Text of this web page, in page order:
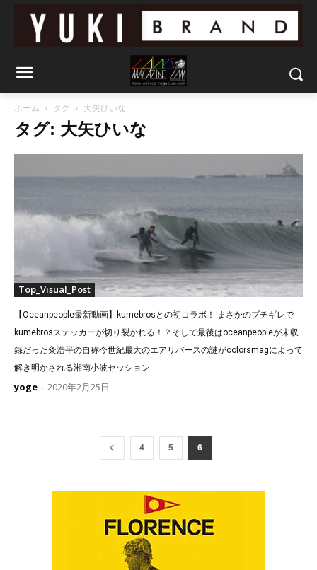
ホーム タグ 大矢ひいな
タグ: 大矢ひいな
Top_Visual_Post
【Oceanpeople最新動画】kumebrosとの初コラボ！ まさかのブチギレで
kumebrosステッカーが切り裂かれる！？そして最後はoceanpeopleが未収
録だった粂浩平の自称今世紀最大のエアリバースの謎がcolorsmagによって
解き明かされる湘南小波セッション
yoge - 2020年2月25日
4 5 6